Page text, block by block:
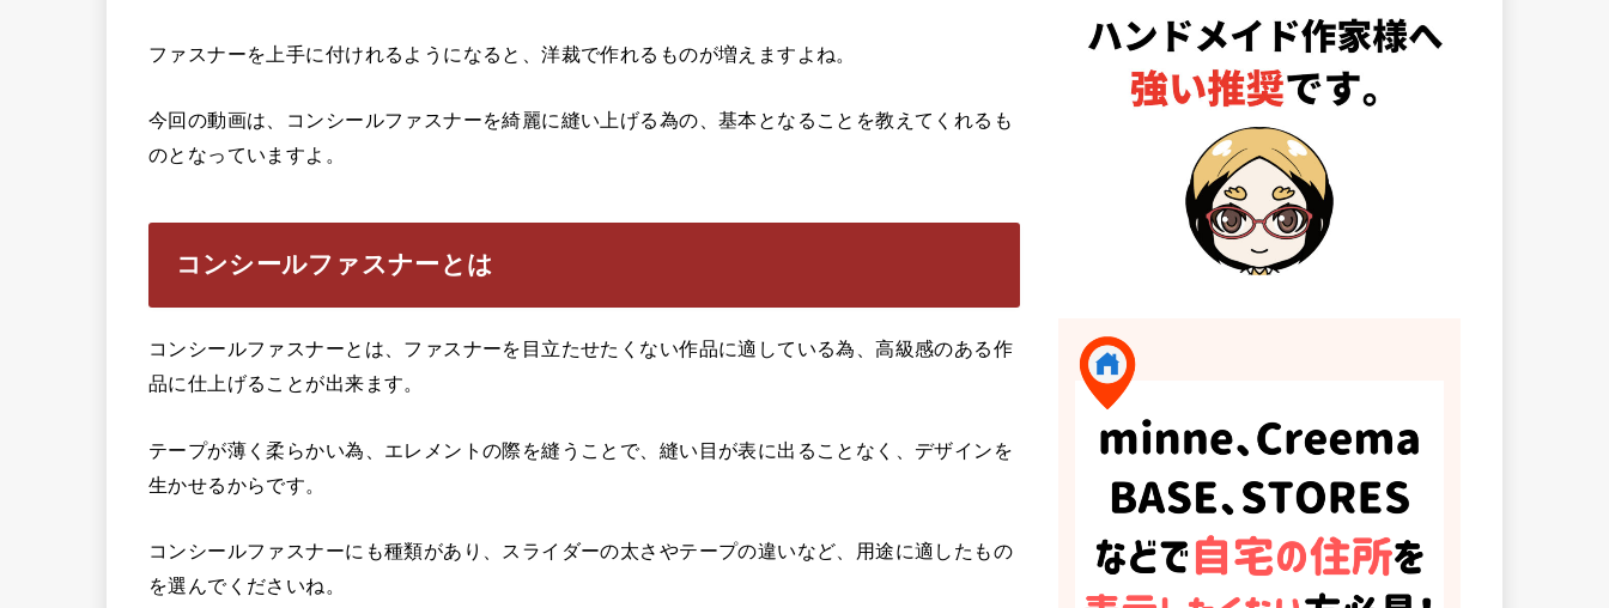
ファスナーを上手に付けれるようになると、洋裁で作れるものが増えますよね。
今回の動画は、コンシールファスナーを綺麗に縫い上げる為の、基本となることを教えてくれるも
のとなっていますよ。
コンシールファスナーとは
コンシールファスナーとは、ファスナーを目立たせたくない作品に適している為、高級感のある作
品に仕上げることが出来ます。
テープが薄く柔らかい為、エレメントの際を縫うことで、縫い目が表に出ることなく、デザインを
生かせるからです。
コンシールファスナーにも種類があり、スライダーの太さやテープの違いなど、用途に適したもの
を選んでくださいね。